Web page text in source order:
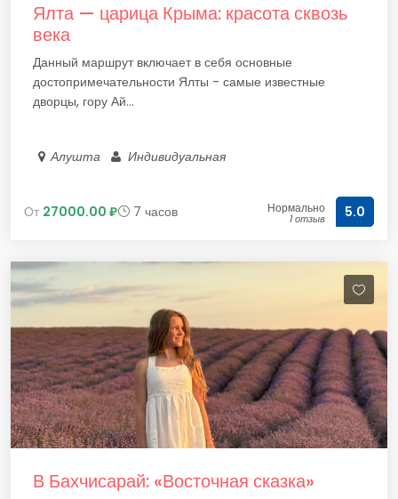
Ялта — царица Крыма: красота сквозь
века
Данный маршрут включает в себя основные
достопримечательности Ялты - самые известные
дворцы, гору Ай...
Алушта Индивидуальная
От 27000.00 ₽ 7 часов Нормально
1 отзыв 5.0
В Бахчисарай: «Восточная сказка»